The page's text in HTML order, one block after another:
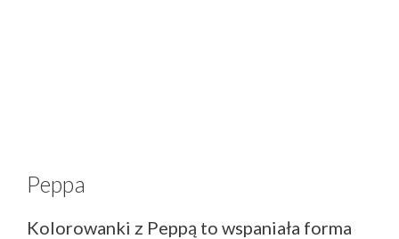
Peppa
Kolorowanki z Peppą to wspaniała forma